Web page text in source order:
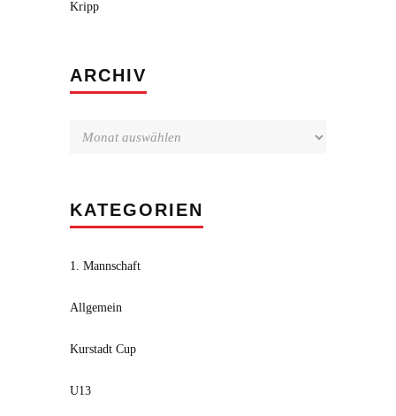
Kripp
ARCHIV
KATEGORIEN
1. Mannschaft
Allgemein
Kurstadt Cup
U13